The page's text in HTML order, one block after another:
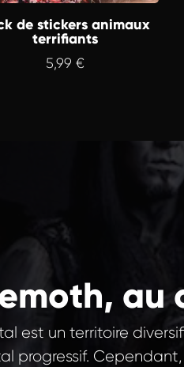
de stickers animaux
terrifiants
5,99€
est un territoire
progressif.